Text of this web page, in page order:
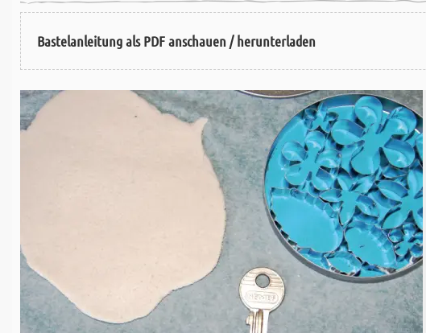
Bastelanleitung als PDF anschauen / herunterladen